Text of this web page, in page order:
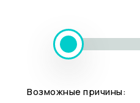
Возможные причины: